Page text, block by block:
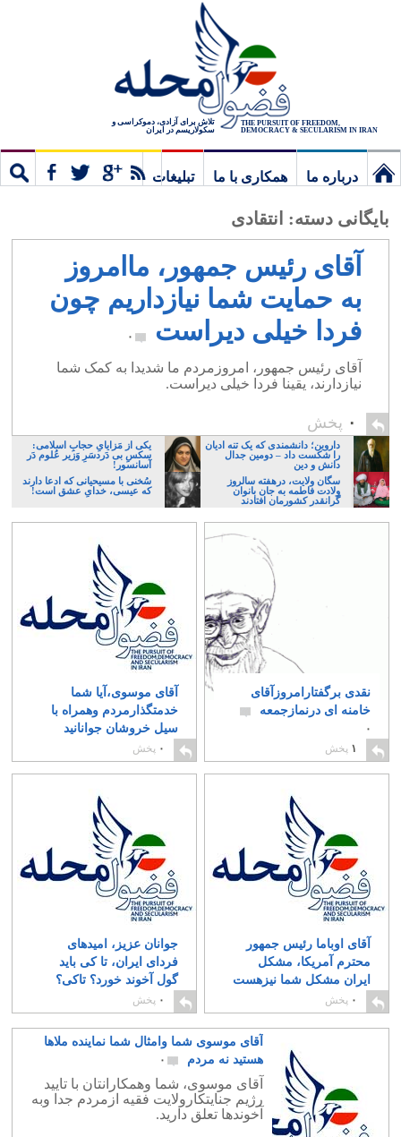
THE PURSUIT OF FREEDOM,
DEMOCRACY & SECULARISM IN IRAN
تلاش برای آزادی، دموکراسی و
سکولاریسم در ایران
درباره ما همکاری با ما
تبلیغات
بایگانی دسته: انتقادی
آقای رئیس جمهور، ماامروز
به حمایت شما نیازداریم چون
فردا خیلی دیراست
۰
آقای رئیس جمهور، امروزمردم ما شدیدا به کمک شما
نیازدارند، یقینا فردا خیلی دیراست.
۰ پخش
داروین؛ دانشمندی که یک تنه ادیان
را شکست داد – دومین جدال
دانش و دین
یکی از مَزایایِ حجابِ اسلامی:
سکسِ بی دَردسَرِ وَزیر عُلوم دَر
آسانسور!
سگان ولایت، درهفته سالروز
ولادت فاطمه به جان بانوان
گرانقدر کشورمان افتادند
سُخنی با مسیحیانی که ادعا دارند
که عیسی، خدایِ عشق است!
نقدی برگفتارامروزآقای
خامنه ای درنمازجمعه
۰
۱ پخش
آقای موسوی،آیا شما
خدمتگذارمردم وهمراه با
سیل خروشان جوانانید
یادربند آخوند؟
۰ پخش
آقای اوباما رئیس جمهور
محترم آمریکا، مشکل
ایران مشکل شما نیزهست
۰ ۰ پخش
جوانان عزیز، امیدهای
فردای ایران، تا کی باید
گول آخوند خورد؟ تاکی؟
۰ ۰ پخش
آقای موسوی شما وامثال شما نماینده ملاها
هستید نه مردم
۰
آقای موسوی، شما وهمکارانتان با تایید
رژیم جنایتکارولایت فقیه ازمردم جدا وبه
آخوندها تعلق دارید.